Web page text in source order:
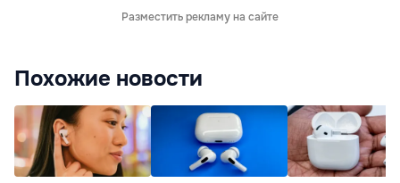
Разместить рекламу на сайте
Похожие новости